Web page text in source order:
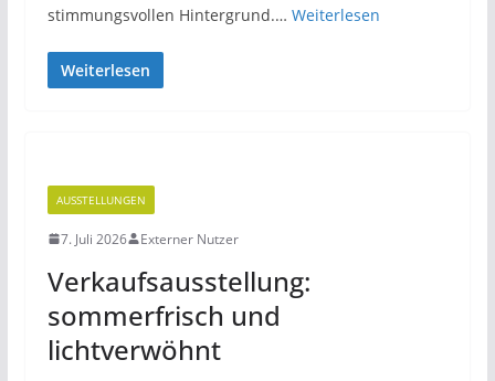
stimmungsvollen Hintergrund.… Weiterlesen
Weiterlesen
AUSSTELLUNGEN
7. Juli 2026 Externer Nutzer
Verkaufsausstellung:
sommerfrisch und
lichtverwöhnt